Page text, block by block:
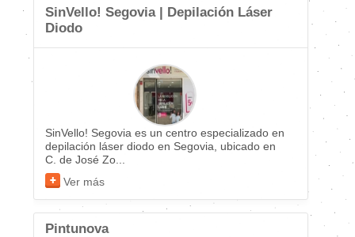
SinVello! Segovia | Depilación Láser
Diodo
SinVello! Segovia es un centro especializado en
depilación láser diodo en Segovia, ubicado en
C. de José Zo...
Ver más
Pintunova